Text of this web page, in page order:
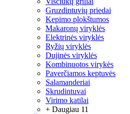
Gruzdintuvių priedai
Kepimo plokštumos
Makaronų viryklės
Elektrinės viryklės
Ryžių viryklės
Dujinės viryklės
Kombinuotos virykės
Paverčiamos keptuvės
Salamanderiai
Skrudintuvai
Virimo katilai
+ Daugiau 11